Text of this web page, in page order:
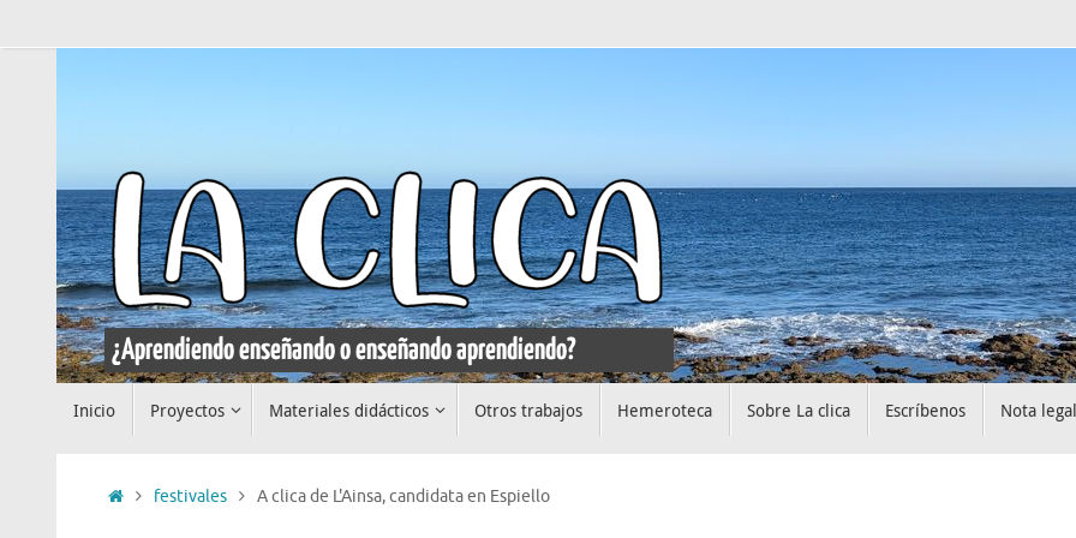
al
Inicio Proyectos Materiales didácticos Otros trabajos Hemeroteca Sobre La clica Escríbenos Nota legal
Iniciofestivales A clica de L'Ainsa, candidata en Espiello